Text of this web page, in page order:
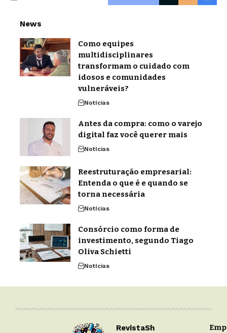
News
Como equipes
multidisciplinares
transformam o cuidado com
idosos e comunidades
vulneráveis?
Notícias
Antes da compra: como o varejo
digital faz você querer mais
Notícias
Reestruturação empresarial:
Entenda o que é e quando se
torna necessária
Notícias
Consórcio como forma de
investimento, segundo Tiago
Oliva Schietti
Notícias
RevistaSh